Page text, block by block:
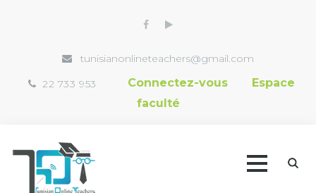
tunisianonlineteachers@gmail.com
22 733 953
Connectez-vous
Espace
faculté